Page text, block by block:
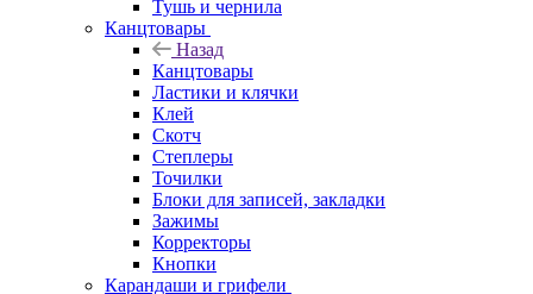
Тушь и чернила
Канцтовары
Назад
Канцтовары
Ластики и клячки
Клей
Скотч
Степлеры
Точилки
Блоки для записей, закладки
Зажимы
Корректоры
Кнопки
Карандаши и грифели